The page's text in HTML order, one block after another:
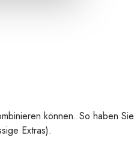
können. So haben Sie
Extras).